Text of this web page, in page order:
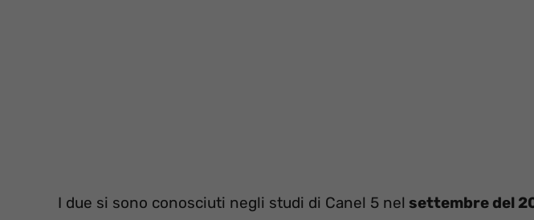
I due si sono conosciuti negli studi di Canel 5 nel settembre del